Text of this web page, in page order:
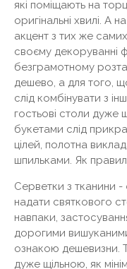
які поміщають на
оригінальні хвилі. А
акцент з тих же
своєму декоруванні
безграмотному
дешево, а для того,
слід комбінувати з
гостьові столи дуже
букетами слід
цілей, полотна
шпильками. Як
Серветки з тканини -
надати святкового
навпаки,
дорогими
ознакою дешевизни.
дуже щільною, як